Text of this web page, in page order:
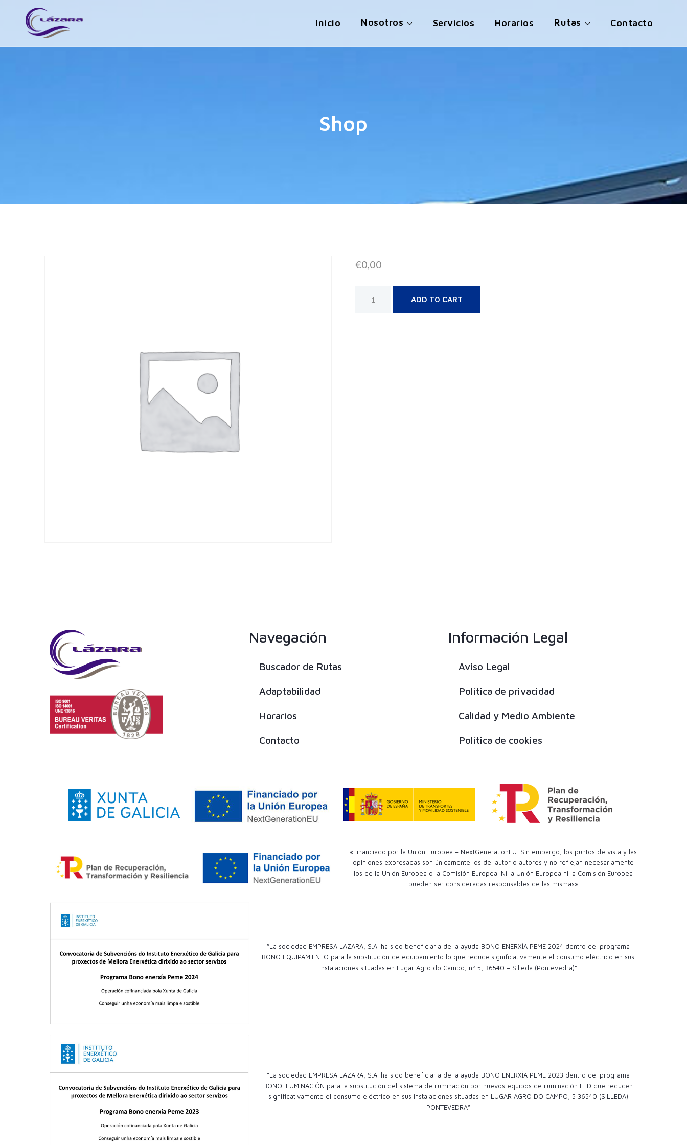
Inicio Nosotros Servicios Horarios Rutas Contacto
Shop
€0,00
ADD TO CART
Navegación
Buscador de Rutas
Adaptabilidad
Horarios
Contacto
Información Legal
Aviso Legal
Política de privacidad
Calidad y Medio Ambiente
Política de cookies
«Financiado por la Unión Europea – NextGenerationEU. Sin embargo, los puntos de vista y las
opiniones expresadas son únicamente los del autor o autores y no reflejan necesariamente
los de la Unión Europea o la Comisión Europea. Ni la Unión Europea ni la Comisión Europea
pueden ser consideradas responsables de las mismas»
“La sociedad EMPRESA LAZARA, S.A. ha sido beneficiaria de la ayuda BONO ENERXÍA PEME 2024 dentro del programa
BONO EQUIPAMIENTO para la substitución de equipamiento lo que reduce significativamente el consumo eléctrico en sus
instalaciones situadas en Lugar Agro do Campo, nº 5, 36540 – Silleda (Pontevedra)”
“La sociedad EMPRESA LAZARA, S.A. ha sido beneficiaria de la ayuda BONO ENERXÍA PEME 2023 dentro del programa
BONO ILUMINACIÓN para la substitución del sistema de iluminación por nuevos equipos de iluminación LED que reducen
significativamente el consumo eléctrico en sus instalaciones situadas en LUGAR AGRO DO CAMPO, 5 36540 (SILLEDA)
PONTEVEDRA”